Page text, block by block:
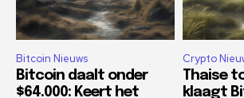
Bitcoin Nieuws
Bitcoin daalt onder
$64.000: Keert het
Crypto
Thaise
klaagt